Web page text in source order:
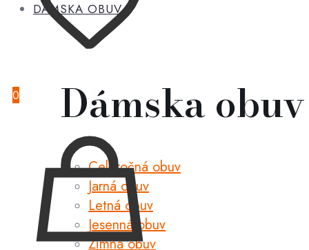
DÁMSKA OBUV
Dámska obuv
Celoročná obuv
Jarná obuv
Letná obuv
Jesenná obuv
Zimná obuv
0